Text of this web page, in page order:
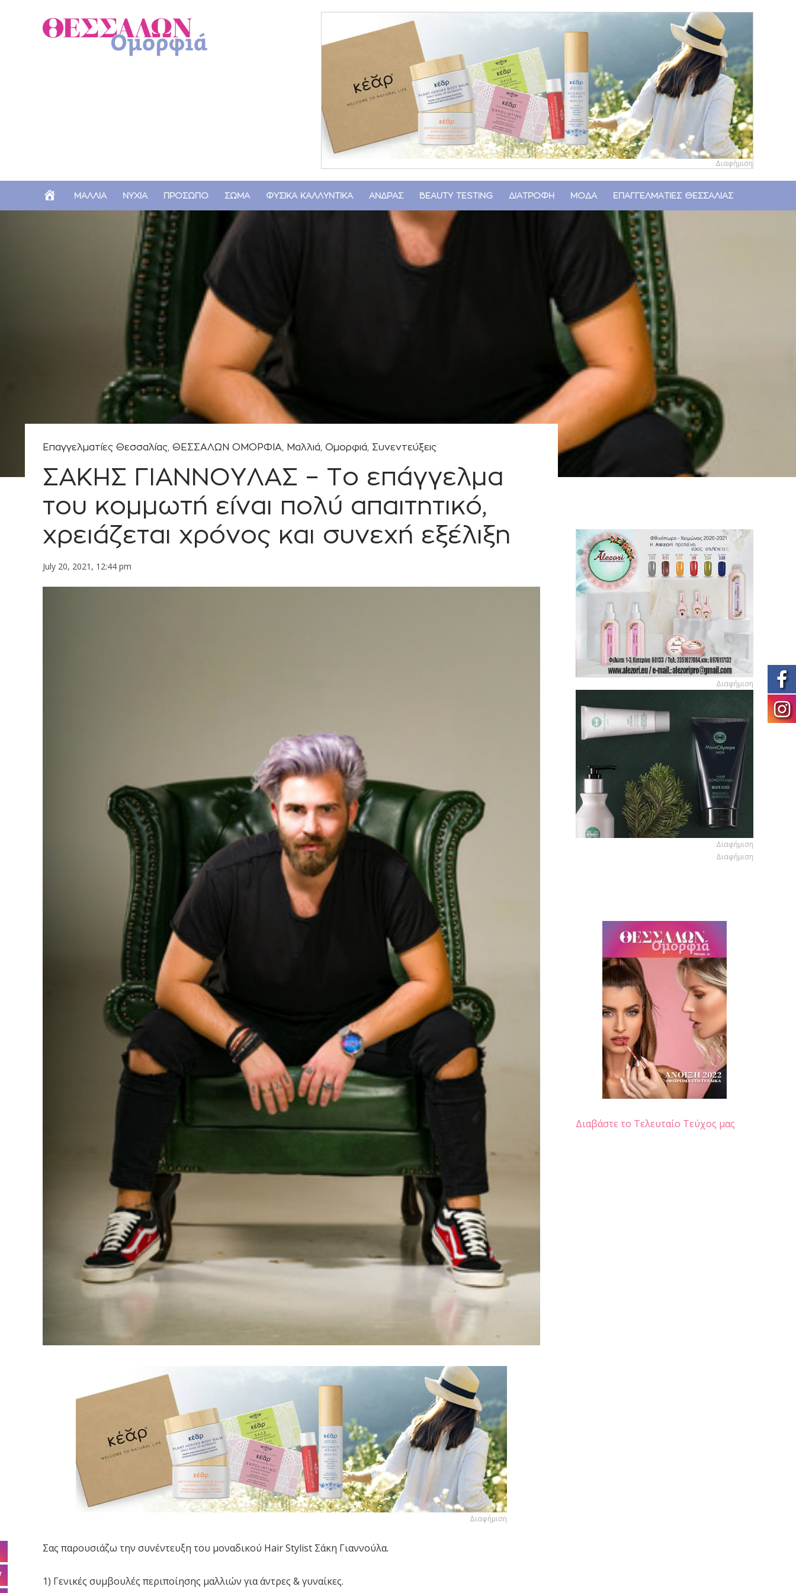
Διαφήμιση
ΜΑΛΛΙΑ ΝΥΧΙΑ ΠΡΟΣΩΠΟ ΣΩΜΑ ΦΥΣΙΚΑ ΚΑΛΛΥΝΤΙΚΑ ΑΝΔΡΑΣ BEAUTY TESTING ΔΙΑΤΡΟΦΗ ΜΟΔΑ ΕΠΑΓΓΕΛΜΑΤΙΕΣ ΘΕΣΣΑΛΙΑΣ
Επαγγελματίες Θεσσαλίας, ΘΕΣΣΑΛΩΝ ΟΜΟΡΦΙΑ, Μαλλιά, Ομορφιά, Συνεντεύξεις
ΣΑΚΗΣ ΓΙΑΝΝΟΥΛΑΣ – Το επάγγελμα
του κομμωτή είναι πολύ απαιτητικό,
χρειάζεται χρόνος και συνεχή εξέλιξη
July 20, 2021, 12:44 pm
Διαφήμιση
Σας παρουσιάζω την συνέντευξη του μοναδικού Hair Stylist Σάκη Γιαννούλα.
1) Γενικές συμβουλές περιποίησης μαλλιών για άντρες & γυναίκες.
Διαφήμιση
Διαφήμιση
Διαφήμιση
Διαβάστε το Τελευταίο Τεύχος μας